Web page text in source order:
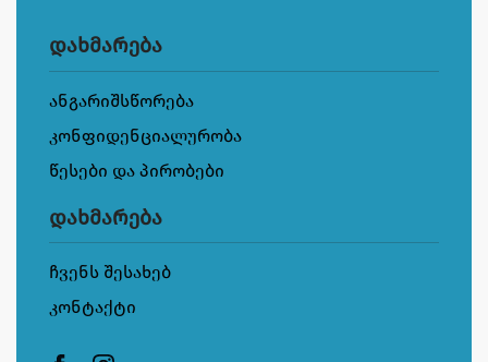
დახმარება
ანგარიშსწორება
კონფიდენციალურობა
წესები და პირობები
დახმარება
ჩვენს შესახებ
კონტაქტი